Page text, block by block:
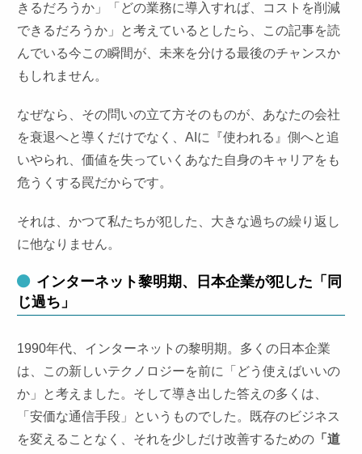
きるだろうか」「どの業務に導入すれば、コストを削減
できるだろうか」と考えているとしたら、この記事を読
んでいる今この瞬間が、未来を分ける最後のチャンスか
もしれません。
なぜなら、その問いの立て方そのものが、あなたの会社
を衰退へと導くだけでなく、AIに『使われる』側へと追
いやられ、価値を失っていくあなた自身のキャリアをも
危うくする罠だからです。
それは、かつて私たちが犯した、大きな過ちの繰り返し
に他なりません。
インターネット黎明期、日本企業が犯した「同
じ過ち」
1990年代、インターネットの黎明期。多くの日本企業
は、この新しいテクノロジーを前に「どう使えばいいの
か」と考えました。そして導き出した答えの多くは、
「安価な通信手段」というものでした。既存のビジネス
を変えることなく、それを少しだけ改善するための 「道